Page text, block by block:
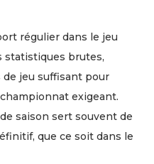
régulier dans le jeu
statistiques brutes,
de jeu suffisant pour
exigeant.
saison sert souvent de
que ce soit dans le